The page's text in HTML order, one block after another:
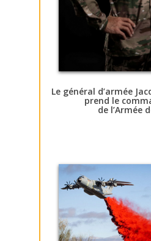
Le général d’armée
prend le
de l’Armée